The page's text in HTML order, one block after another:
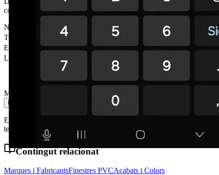
compromís.
Nom
Telèfon
Email
Localitat
Missatge
En enviar acceptes la nostra política de privacitat. No compartim les
teves dades amb tercers.
Contingut relacionat
Marques i FabricantsFinestres PVCAcabats i Colors